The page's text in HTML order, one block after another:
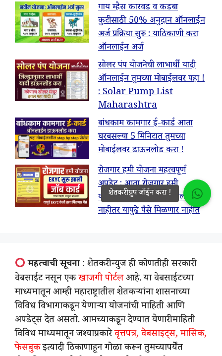
गाय म्हैस कारवड व कडबा
कुटीसाठी 50% अनुदान ऑनलाईन
अर्ज प्रक्रिया सुरू : याठिकाणी करा
ऑनलाईन अर्ज
सोलर पंप योजनेची लाभार्थी यादी
ऑनलाईन तुमच्या मोबाईलवर पहा !
: Solar Pump List
Maharashtra
बांधकाम कामगार ई-कार्ड आता
घरबसल्या 5 मिनिटात तुमच्या
मोबाईलवर डाऊनलोड करा !
रोजगार हमी योजना महत्वपूर्ण
अपडेट : आता रोजगार हमी
योजनेसाठी eKYC करावी लागणार,
नाहीतर यापुढे पैसे मिळणार नाहीत
महत्वाची सूचना: शेतकरी न्युज ही कोणतीही सरकारी
वेबसाईट नसून एकखाजगी पोर्टलआहे. या वेबसाईटच्या
माध्यमातून आम्ही महाराष्ट्रातील शेतकऱ्यांना शासनाच्या
विविध विभागाकडून येणाऱ्या योजनांची माहिती आणि
अपडेट्स देत असतो. आमच्याकडून देण्यात येणारी माहिती
विविध माध्यमातून जश्याप्रकारेवृत्तपत्र, वेबसाइट्स, मासिक,
फेसबुकइत्यादी ठिकाणाहून गोळा करून तुमच्यापर्येंत